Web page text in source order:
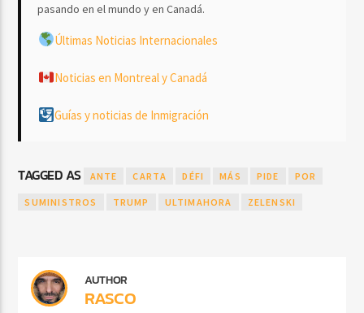
pasando en el mundo y en Canadá.
Últimas Noticias Internacionales
Noticias en Montreal y Canadá
Guías y noticias de Inmigración
TAGGED AS ANTE CARTA DÉFI MÁS PIDE POR
SUMINISTROS TRUMP ULTIMAHORA ZELENSKI
AUTHOR
RASCO